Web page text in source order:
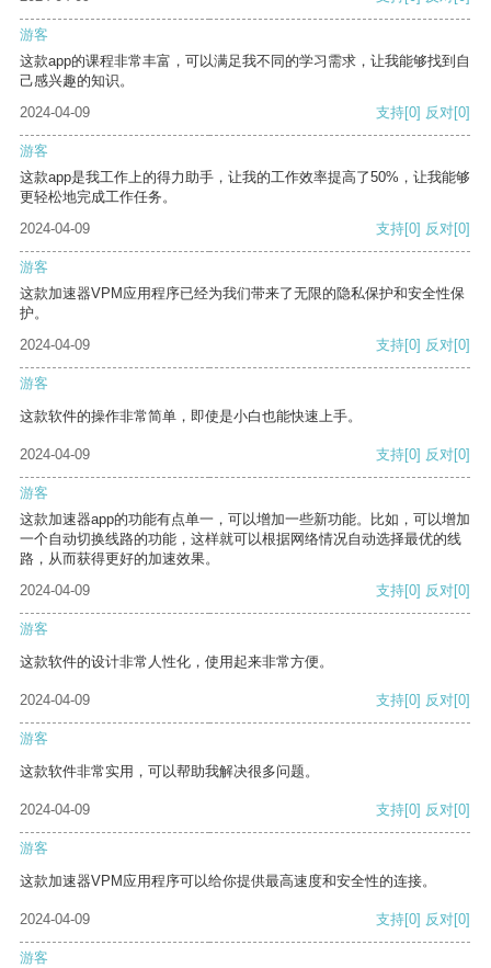
游客
这款app的课程非常丰富，可以满足我不同的学习需求，让我能够找到自
己感兴趣的知识。
2024-04-09
支持[0] 反对[0]
游客
这款app是我工作上的得力助手，让我的工作效率提高了50%，让我能够
更轻松地完成工作任务。
2024-04-09
支持[0] 反对[0]
游客
这款加速器VPM应用程序已经为我们带来了无限的隐私保护和安全性保
护。
2024-04-09
支持[0] 反对[0]
游客
这款软件的操作非常简单，即使是小白也能快速上手。
2024-04-09 支持[0] 反对[0]
游客
这款加速器app的功能有点单一，可以增加一些新功能。比如，可以增加
一个自动切换线路的功能，这样就可以根据网络情况自动选择最优的线
路，从而获得更好的加速效果。
2024-04-09
支持[0] 反对[0]
游客
这款软件的设计非常人性化，使用起来非常方便。
2024-04-09 支持[0] 反对[0]
游客
这款软件非常实用，可以帮助我解决很多问题。
2024-04-09 支持[0] 反对[0]
游客
这款加速器VPM应用程序可以给你提供最高速度和安全性的连接。
2024-04-09 支持[0] 反对[0]
游客